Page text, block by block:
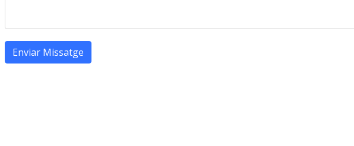
Enviar Missatge